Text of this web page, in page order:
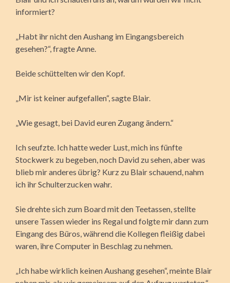
informiert?
„Habt ihr nicht den Aushang im Eingangsbereich
gesehen?“, fragte Anne.
Beide schüttelten wir den Kopf.
„Mir ist keiner aufgefallen“, sagte Blair.
„Wie gesagt, bei David euren Zugang ändern.“
Ich seufzte. Ich hatte weder Lust, mich ins fünfte
Stockwerk zu begeben, noch David zu sehen, aber was
blieb mir anderes übrig? Kurz zu Blair schauend, nahm
ich ihr Schulterzucken wahr.
Sie drehte sich zum Board mit den Teetassen, stellte
unsere Tassen wieder ins Regal und folgte mir dann zum
Eingang des Büros, während die Kollegen fleißig dabei
waren, ihre Computer in Beschlag zu nehmen.
„Ich habe wirklich keinen Aushang gesehen“, meinte Blair